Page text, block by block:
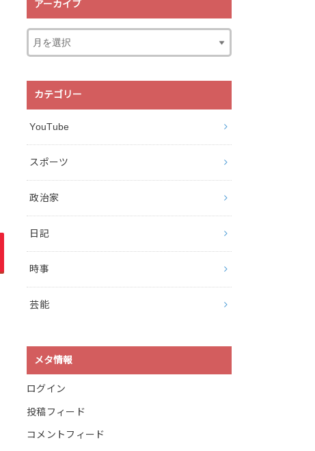
アーカイブ
カテゴリー
YouTube
スポーツ
政治家
日記
時事
芸能
メタ情報
ログイン
投稿フィード
コメントフィード